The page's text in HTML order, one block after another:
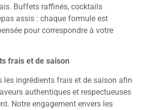
Buffets raffinés, cocktails
assis : chaque formule est
pour correspondre à votre
frais et de saison
les ingrédients frais et de saison afin
authentiques et respectueuses
Notre engagement envers les